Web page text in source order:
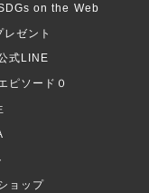
on the Web
ゼント
式LINE
ピソード０
ョップ